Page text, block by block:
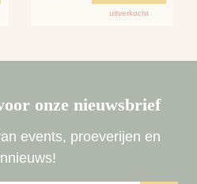
uitverkocht
onze nieuwsbrief
events, proeverijen en